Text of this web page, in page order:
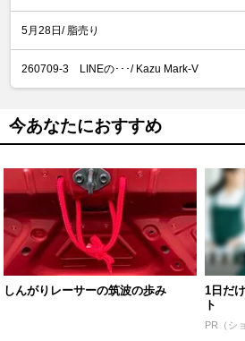
5月28日/ 脂売り
260709-3 LINEの･･･/ Kazu Mark-V
今あなたにおすすめ
しんがりレーサーの筑波の歩み
1日だ
ト
PR（シ